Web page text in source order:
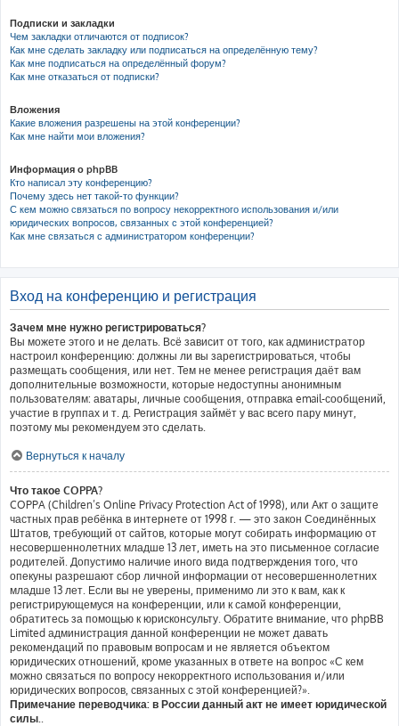
Подписки и закладки
Чем закладки отличаются от подписок?
Как мне сделать закладку или подписаться на определённую тему?
Как мне подписаться на определённый форум?
Как мне отказаться от подписки?
Вложения
Какие вложения разрешены на этой конференции?
Как мне найти мои вложения?
Информация о phpBB
Кто написал эту конференцию?
Почему здесь нет такой-то функции?
С кем можно связаться по вопросу некорректного использования и/или
юридических вопросов, связанных с этой конференцией?
Как мне связаться с администратором конференции?
Вход на конференцию и регистрация
Зачем мне нужно регистрироваться?
Вы можете этого и не делать. Всё зависит от того, как администратор
настроил конференцию: должны ли вы зарегистрироваться, чтобы
размещать сообщения, или нет. Тем не менее регистрация даёт вам
дополнительные возможности, которые недоступны анонимным
пользователям: аватары, личные сообщения, отправка email-сообщений,
участие в группах и т. д. Регистрация займёт у вас всего пару минут,
поэтому мы рекомендуем это сделать.
Вернуться к началу
Что такое COPPA?
COPPA (Children’s Online Privacy Protection Act of 1998), или Акт о защите
частных прав ребёнка в интернете от 1998 г. — это закон Соединённых
Штатов, требующий от сайтов, которые могут собирать информацию от
несовершеннолетних младше 13 лет, иметь на это письменное согласие
родителей. Допустимо наличие иного вида подтверждения того, что
опекуны разрешают сбор личной информации от несовершеннолетних
младше 13 лет. Если вы не уверены, применимо ли это к вам, как к
регистрирующемуся на конференции, или к самой конференции,
обратитесь за помощью к юрисконсульту. Обратите внимание, что phpBB
Limited администрация данной конференции не может давать
рекомендаций по правовым вопросам и не является объектом
юридических отношений, кроме указанных в ответе на вопрос «С кем
можно связаться по вопросу некорректного использования и/или
юридических вопросов, связанных с этой конференцией?».
Примечание переводчика: в России данный акт не имеет юридической
силы..